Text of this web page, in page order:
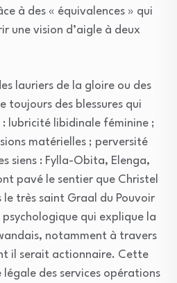
à des « équivalences » qui
une vision d’aigle à deux
lauriers de la gloire ou des
toujours des blessures qui
lubricité libidinale féminine ;
matérielles ; perversité
siens : Fylla-Obita, Elenga,
pavé le sentier que Christel
très saint Graal du Pouvoir
qui explique la
notamment à travers
il serait actionnaire. Cette
des services opérations